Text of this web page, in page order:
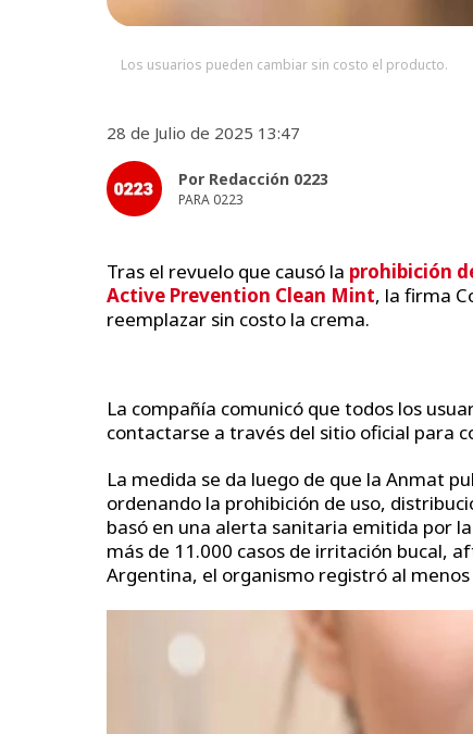
Los usuarios pueden cambiar sin costo el producto.
28 de Julio de 2025 13:47
Por Redacción 0223
PARA 0223
Tras el revuelo que causó la prohibición
Active Prevention Clean Mint, la firma
reemplazar sin costo la crema.
La compañía comunicó que todos los
contactarse a través del sitio oficial para
La medida se da luego de que la Anmat
ordenando la prohibición de uso,
basó en una alerta sanitaria emitida por
más de 11.000 casos de irritación bucal,
Argentina, el organismo registró al menos